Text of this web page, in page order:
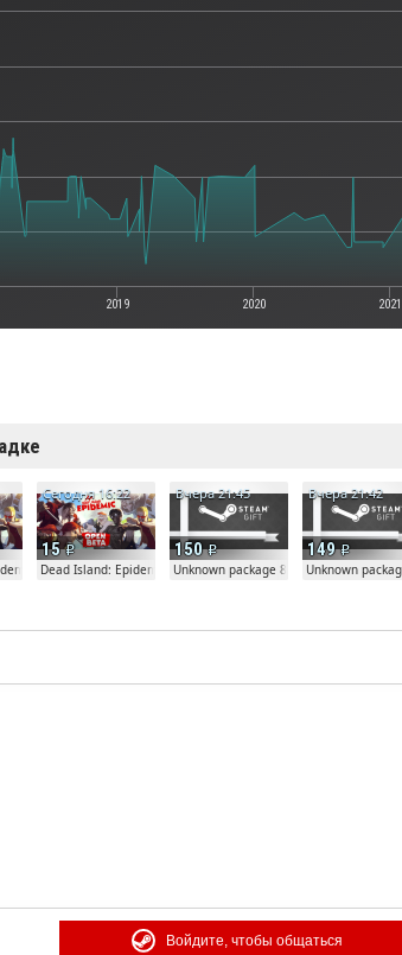
2019 2020 2021
15
Сегодня 16:22
Dead Island: Epidemic
150
Вчера 21:45
Unknown package 81804
149
Вчера 21:42
Unknown
Войдите, чтобы общаться